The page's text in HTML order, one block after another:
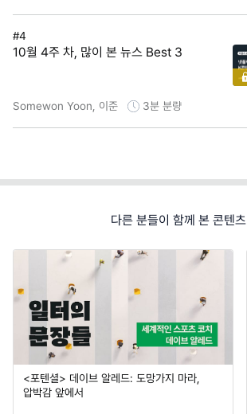
#4
10월 4주 차, 많이 본 뉴스 Best 3
Somewon Yoon, 이준 3분 분량
다른 분들이 함께 본 콘텐츠
<포텐셜> 데이브 알레드: 도망가지 마라,
압박감 앞에서